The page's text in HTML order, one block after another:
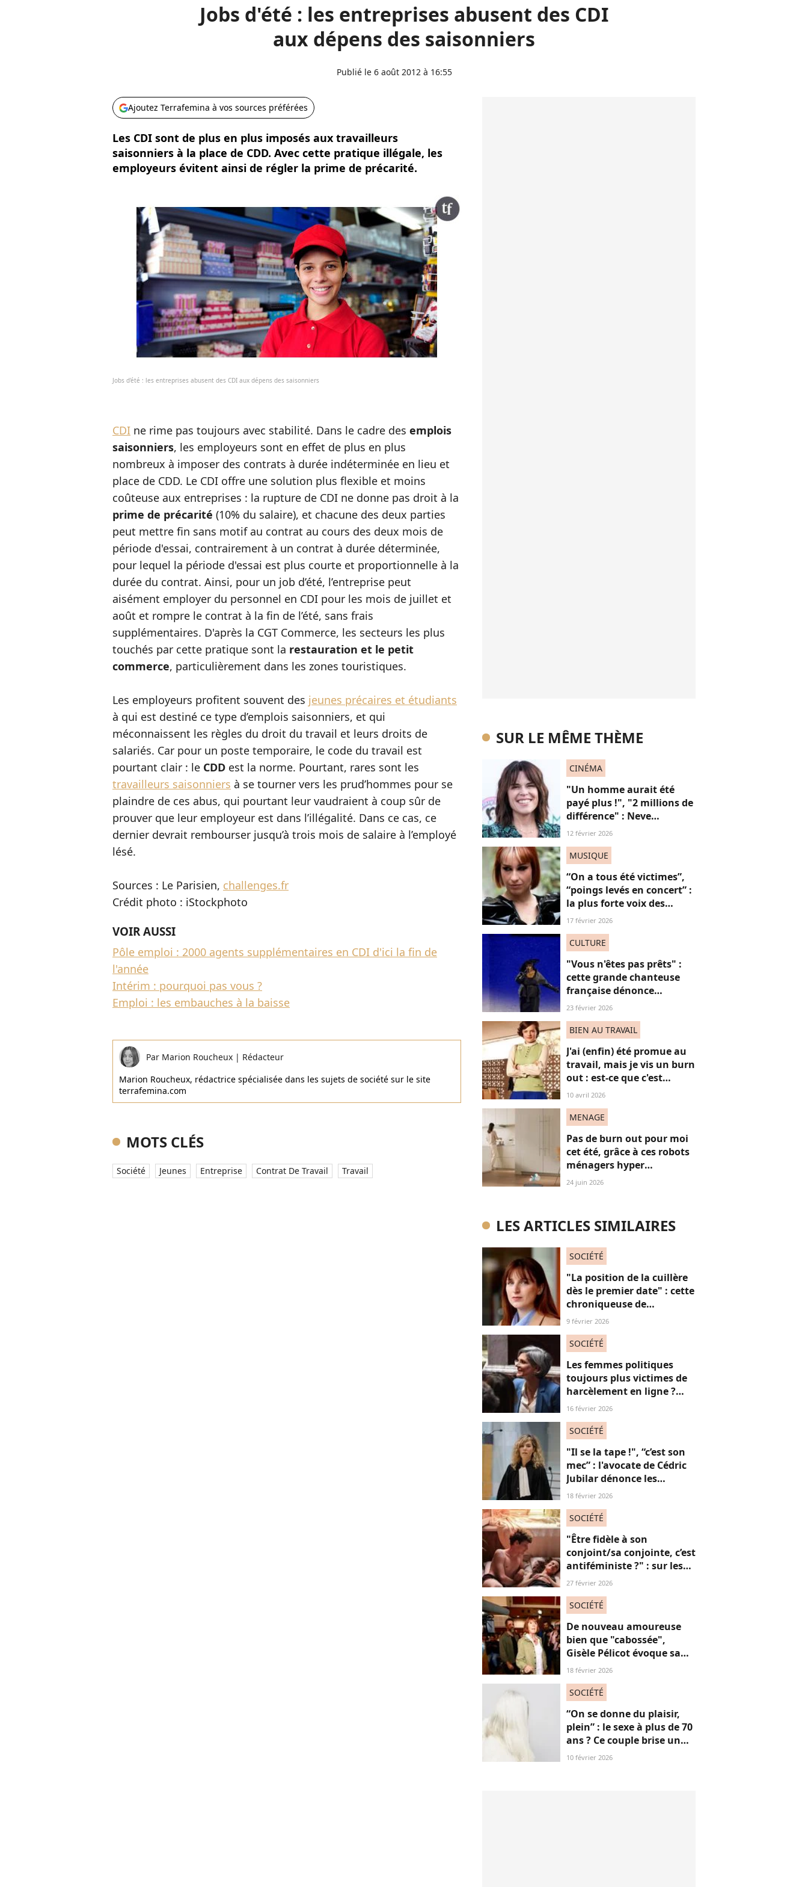
Jobs d'été : les entreprises abusent des CDI
aux dépens des saisonniers
Publié le 6 août 2012 à 16:55
Ajoutez Terrafemina à vos sources préférées
Les CDI sont de plus en plus imposés aux travailleurs
saisonniers à la place de CDD. Avec cette pratique illégale, les
employeurs évitent ainsi de régler la prime de précarité.
Jobs d'été : les entreprises abusent des CDI aux dépens des saisonniers
CDI ne rime pas toujours avec stabilité. Dans le cadre des emplois
saisonniers, les employeurs sont en effet de plus en plus
nombreux à imposer des contrats à durée indéterminée en lieu et
place de CDD. Le CDI offre une solution plus flexible et moins
coûteuse aux entreprises : la rupture de CDI ne donne pas droit à la
prime de précarité (10% du salaire), et chacune des deux parties
peut mettre fin sans motif au contrat au cours des deux mois de
période d'essai, contrairement à un contrat à durée déterminée,
pour lequel la période d'essai est plus courte et proportionnelle à la
durée du contrat. Ainsi, pour un job d’été, l’entreprise peut
aisément employer du personnel en CDI pour les mois de juillet et
août et rompre le contrat à la fin de l’été, sans frais
supplémentaires. D'après la CGT Commerce, les secteurs les plus
touchés par cette pratique sont la restauration et le petit
commerce, particulièrement dans les zones touristiques.
Les employeurs profitent souvent des jeunes précaires et étudiants
à qui est destiné ce type d’emplois saisonniers, et qui
méconnaissent les règles du droit du travail et leurs droits de
salariés. Car pour un poste temporaire, le code du travail est
pourtant clair : le CDD est la norme. Pourtant, rares sont les
travailleurs saisonniers à se tourner vers les prud’hommes pour se
plaindre de ces abus, qui pourtant leur vaudraient à coup sûr de
prouver que leur employeur est dans l’illégalité. Dans ce cas, ce
dernier devrait rembourser jusqu’à trois mois de salaire à l’employé
lésé.
Sources : Le Parisien, challenges.fr
Crédit photo : iStockphoto
VOIR AUSSI
Pôle emploi : 2000 agents supplémentaires en CDI d'ici la fin de
l'année
Intérim : pourquoi pas vous ?
Emploi : les embauches à la baisse
Par Marion Roucheux | Rédacteur
Marion Roucheux, rédactrice spécialisée dans les sujets de société sur le site
terrafemina.com
MOTS CLÉS
Société Jeunes Entreprise Contrat De Travail Travail
SUR LE MÊME THÈME
CINÉMA
"Un homme aurait été
payé plus !", "2 millions de
différence" : Neve
Campbell dénonce les
Hollywood (et on
12 février 2026
MUSIQUE
“On a tous été victimes”,
“poings levés en concert” :
la plus forte voix des
Victoires de la Musique
chanson “Je t’accuse”
17 février 2026
CULTURE
"Vous n'êtes pas prêts" :
cette grande chanteuse
française dénonce
“l’effacement des femmes
(forcément) réagir
23 février 2026
BIEN AU TRAVAIL
J'ai (enfin) été promue au
travail, mais je vis un burn
out : est-ce que c'est
normal ?
10 avril 2026
MENAGE
Pas de burn out pour moi
cet été, grâce à ces robots
ménagers hyper
performants
24 juin 2026
LES ARTICLES SIMILAIRES
SOCIÉTÉ
"La position de la cuillère
dès le premier date" : cette
chroniqueuse de
Quotidien s'amuse de
absolument jubilatoire
9 février 2026
SOCIÉTÉ
Les femmes politiques
toujours plus victimes de
harcèlement en ligne ?
Une étude interroge ce
16 février 2026
SOCIÉTÉ
"Il se la tape !", “c’est son
mec” : l'avocate de Cédric
Jubilar dénonce les
réflexions misogynes
subissent toutes ses
consœurs
18 février 2026
SOCIÉTÉ
"Être fidèle à son
conjoint/sa conjointe, c’est
antiféministe ?" : sur les
réseaux sociaux, cette
27 février 2026
SOCIÉTÉ
De nouveau amoureuse
bien que "cabossée",
Gisèle Pélicot évoque sa
nouvelle vie avec
18 février 2026
SOCIÉTÉ
“On se donne du plaisir,
plein” : le sexe à plus de 70
ans ? Ce couple brise un
non-dit sur ces images
10 février 2026